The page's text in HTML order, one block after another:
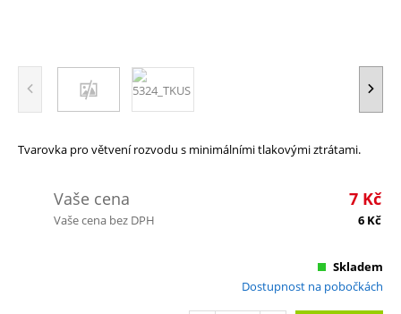
Tvarovka pro větvení rozvodu s minimálními tlakovými ztrátami.
Vaše cena 7 Kč
Vaše cena bez DPH 6 Kč
Skladem
Dostupnost na pobočkách